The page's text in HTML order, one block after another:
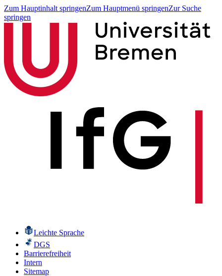
Zum Hauptinhalt springenZum Hauptmenü springenZur Suche
springen
Leichte Sprache
DGS
Barrierefreiheit
Intern
Sitemap